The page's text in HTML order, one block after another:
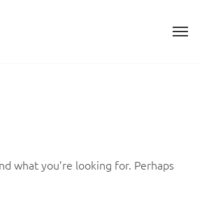
what you’re looking for. Perhaps